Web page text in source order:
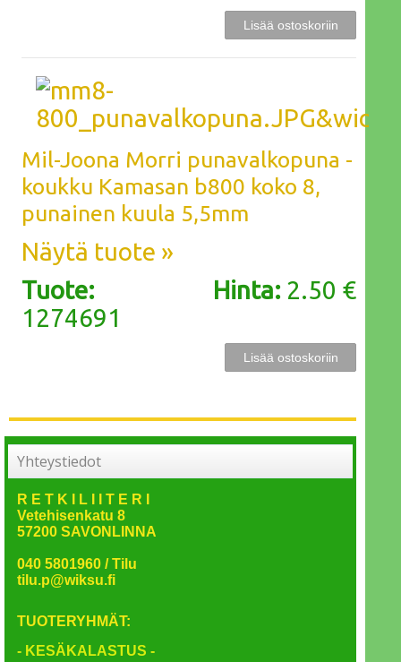
Mil-Joona Morri punavalkopuna -
koukku Kamasan b800 koko 8,
punainen kuula 5,5mm
Näytä tuote »
Tuote:
1274691
Hinta: 2.50 €
Yhteystiedot
R E T K I L I I T E R I
Vetehisenkatu 8
57200 SAVONLINNA
040 5801960 / Tilu
tilu.p@wiksu.fi
TUOTERYHMÄT:
- KESÄKALASTUS -